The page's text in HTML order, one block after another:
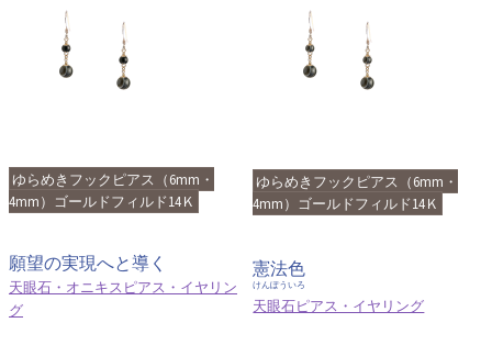
ゆらめきフックピアス（6mm・
4mm）ゴールドフィルド14Ｋ
願望の実現へと導く
天眼石・オニキスピアス・イヤリン
グ
ゆらめきフックピアス（6mm・
4mm）ゴールドフィルド14Ｋ
憲法色
けんぽういろ
天眼石ピアス・イヤリング